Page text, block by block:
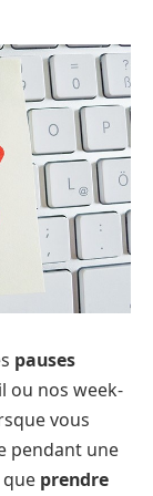
pauses
ou nos week-
vous
pendant une
prendre